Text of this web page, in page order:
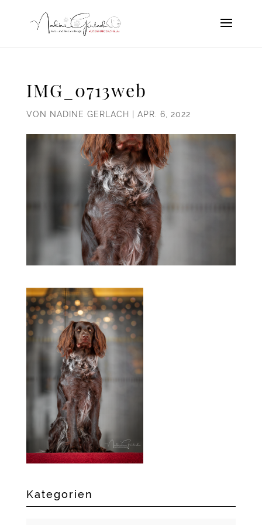
IMG_0713web
VON NADINE GERLACH APR. 6, 2022
Kategorien